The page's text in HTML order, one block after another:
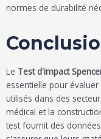
normes de durabilité
Le Test d'impact
essentielle pour
utilisés dans des
médical et la
test fournit des